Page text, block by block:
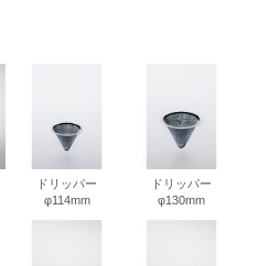
ドリッパー
φ114mm
ドリッパー
φ130mm